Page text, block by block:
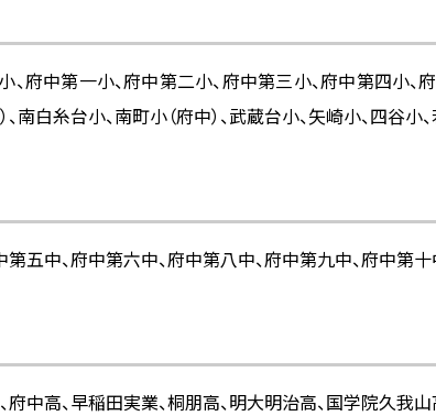
小、府中第一小、府中第二小、府中第三小、府中第四小
白糸台小、南町小（府中）、武蔵台小、矢崎小、四谷小、
五中、府中第六中、府中第八中、府中第九中、府中第十
府中高、早稲田実業、桐朋高、明大明治高、国学院久我